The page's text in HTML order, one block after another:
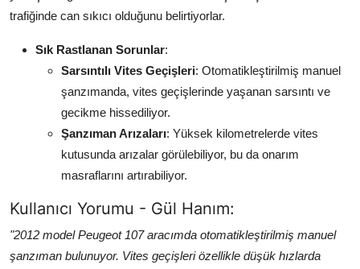
trafiğinde can sıkıcı olduğunu belirtiyorlar.
Sık Rastlanan Sorunlar:
Sarsıntılı Vites Geçişleri: Otomatikleştirilmiş manuel
şanzımanda, vites geçişlerinde yaşanan sarsıntı ve
gecikme hissediliyor.
Şanzıman Arızaları: Yüksek kilometrelerde vites
kutusunda arızalar görülebiliyor, bu da onarım
masraflarını artırabiliyor.
Kullanıcı Yorumu - Gül Hanım:
"2012 model Peugeot 107 aracımda otomatikleştirilmiş manuel
şanzıman bulunuyor. Vites geçişleri özellikle düşük hızlarda